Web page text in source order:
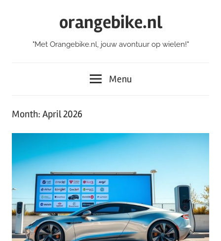
orangebike.nl
"Met Orangebike.nl, jouw avontuur op wielen!"
Menu
Month: April 2026